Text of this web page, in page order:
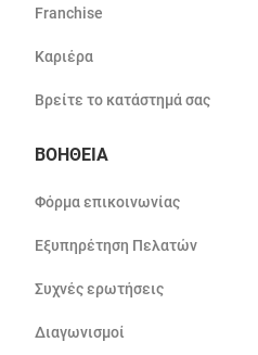
Franchise
Καριέρα
Βρείτε το κατάστημά σας
ΒΟΗΘΕΙΑ
Φόρμα επικοινωνίας
Εξυπηρέτηση Πελατών
Συχνές ερωτήσεις
Διαγωνισμοί